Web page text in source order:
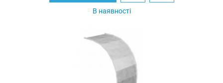
В наявності